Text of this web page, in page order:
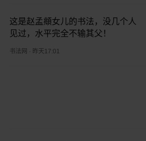
这是赵孟頫女儿的书法，没几个人
见过，水平完全不输其父！
书法网 昨天17:01